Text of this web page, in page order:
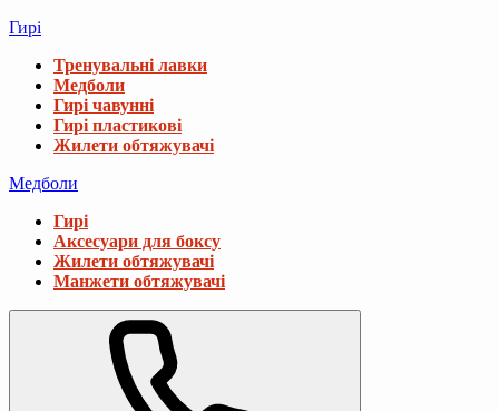
Гирі
Тренувальні лавки
Медболи
Гирі чавунні
Гирі пластикові
Жилети обтяжувачі
Медболи
Гирі
Аксесуари для боксу
Жилети обтяжувачі
Манжети обтяжувачі